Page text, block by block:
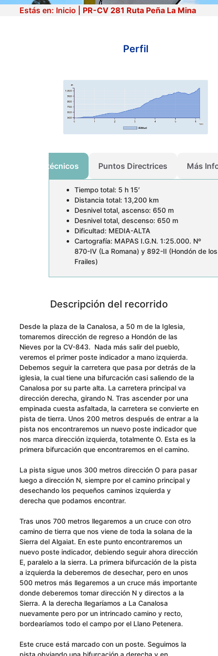
PR-CV 281 Ruta Peña La
Mina
Estás en: Inicio PR-CV 281 Ruta Peña La Mina
Perfil
Datos técnicos Puntos Directrices Más
Tiempo total: 5 h 15′
Distancia total: 13,200 km
Desnivel total, ascenso: 650 m
Desnivel total, descenso: 650 m
Dificultad: MEDIA-ALTA
Cartografía: MAPAS I.G.N. 1:25.000. Nº
870-IV (La Romana) y 892-II (Hondón de los
Frailes)
Descripción del recorrido
Desde la plaza de la Canalosa, a 50 m de la Iglesia,
tomaremos dirección de regreso a Hondón de las
Nieves por la CV-843. Nada más salir del pueblo,
veremos el primer poste indicador a mano izquierda.
Debemos seguir la carretera que pasa por detrás de la
iglesia, la cual tiene una bifurcación casi saliendo de la
Canalosa por su parte alta. La carretera principal va
dirección derecha, girando N. Tras ascender por una
empinada cuesta asfaltada, la carretera se convierte en
pista de tierra. Unos 200 metros después de entrar a la
pista nos encontraremos un nuevo poste indicador que
nos marca dirección izquierda, totalmente O. Esta es la
primera bifurcación que encontraremos en el camino.
La pista sigue unos 300 metros dirección O para pasar
luego a dirección N, siempre por el camino principal y
desechando los pequeños caminos izquierda y
derecha que podamos encontrar.
Tras unos 700 metros llegaremos a un cruce con otro
camino de tierra que nos viene de toda la solana de la
Sierra del Algaiat. En este punto encontraremos un
nuevo poste indicador, debiendo seguir ahora dirección
E, paralelo a la sierra. La primera bifurcación de la pista
a izquierda la deberemos de desechar, pero en unos
500 metros más llegaremos a un cruce más importante
donde deberemos tomar dirección N y directos a la
Sierra. A la derecha llegaríamos a La Canalosa
nuevamente pero por un intrincado camino y recto,
bordearíamos todo el campo por el Llano Petenera.
Este cruce está marcado con un poste. Seguimos la
pista obviando una bifurcación a derecha y en